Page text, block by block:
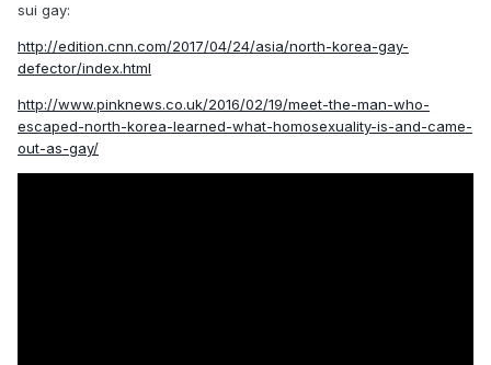
sui gay:
http://edition.cnn.com/2017/04/24/asia/north-korea-gay-
defector/index.html
http://www.pinknews.co.uk/2016/02/19/meet-the-man-who-
escaped-north-korea-learned-what-homosexuality-is-and-came-
out-as-gay/